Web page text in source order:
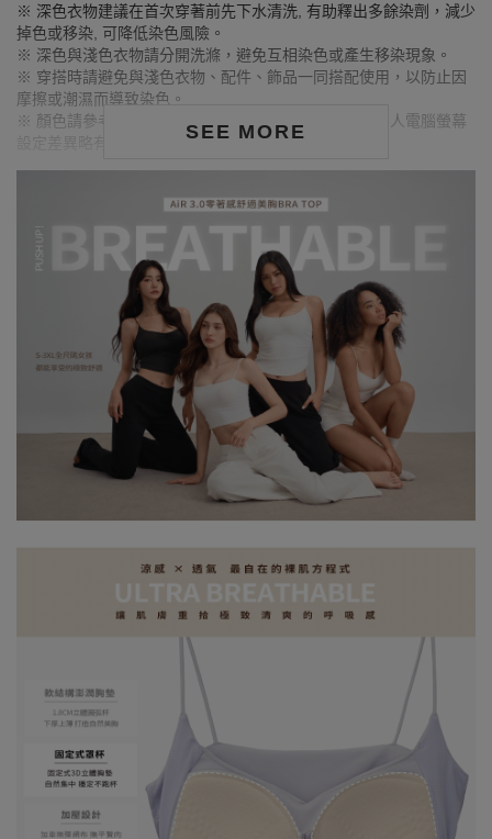
SEE MORE
※ 深色衣物建議在首次穿著前先下水清洗, 有助釋出多餘染劑，減少
掉色或移染, 可降低染色風險。
※ 深色與淺色衣物請分開洗滌，避免互相染色或產生移染現象。
※ 穿搭時請避免與淺色衣物、配件、飾品一同搭配使用，以防止因
摩擦或潮濕而導致染色。
※ 顏色請參考單品圖片較為接近，但因圖檔顏色會因個人電腦螢幕
設定差異略有不同，請以實際商品顏色為準。
身高177cm／胸圍Bust：83cm
腰圍Waist：60cm／臀圍hips：89cm
試穿報告：模特兒穿著S號
身高164cm／胸圍Bust：73cm
腰圍Waist：59cm／臀圍hips：85cm
試穿報告：模特兒穿著S號